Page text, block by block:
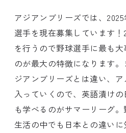
アジアンブリーズでは、
選手を現在募集しています
を行うので野球選手に最も
のが最大の特徴になります
ジアンブリーズとは違い、
入っていくので、英語漬け
も学べるのがサマーリーグ
生活の中でも日本との違い